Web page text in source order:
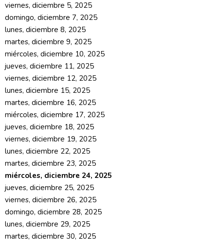
viernes, diciembre 5, 2025
domingo, diciembre 7, 2025
lunes, diciembre 8, 2025
martes, diciembre 9, 2025
miércoles, diciembre 10, 2025
jueves, diciembre 11, 2025
viernes, diciembre 12, 2025
lunes, diciembre 15, 2025
martes, diciembre 16, 2025
miércoles, diciembre 17, 2025
jueves, diciembre 18, 2025
viernes, diciembre 19, 2025
lunes, diciembre 22, 2025
martes, diciembre 23, 2025
miércoles, diciembre 24, 2025
jueves, diciembre 25, 2025
viernes, diciembre 26, 2025
domingo, diciembre 28, 2025
lunes, diciembre 29, 2025
martes, diciembre 30, 2025